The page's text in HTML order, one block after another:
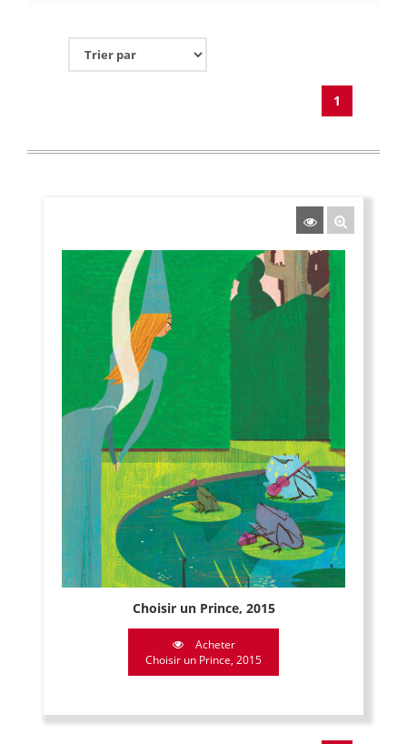
1
Choisir un Prince, 2015
Acheter
Choisir un Prince, 2015